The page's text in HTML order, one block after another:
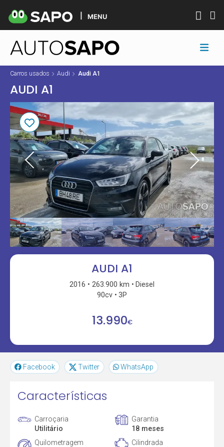
MENU
Carros usados Audi Audi A1
AUDI A1
AUDI A1
2016 263.900 km
Diesel
90cv
3P
13.990€
Facebook Twitter WhatsApp
Características
Carroçaria
Utilitário
Garantia
18 meses
Quilometragem
Cilindrada